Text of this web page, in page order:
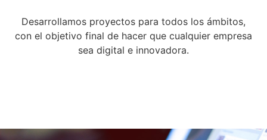
Desarrollamos proyectos para todos los ámbitos,
con el objetivo final de hacer que cualquier empresa
sea digital e innovadora.